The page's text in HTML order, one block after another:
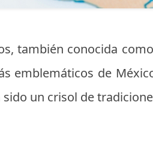
también conocida
emblemáticos de
sido un crisol de